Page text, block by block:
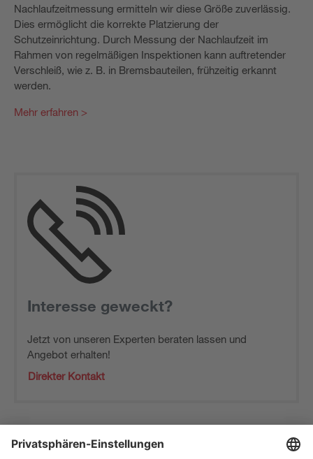
Nachlaufzeitmessung ermitteln wir diese Größe zuverlässig.
Dies ermöglicht die korrekte Platzierung der
Schutzeinrichtung. Durch Messung der Nachlaufzeit im
Rahmen von regelmäßigen Inspektionen kann auftretender
Verschleiß, wie z. B. in Bremsbauteilen, frühzeitig erkannt
werden.
Mehr erfahren >
Interesse geweckt?
Jetzt von unseren Experten beraten lassen und
Angebot erhalten!
Direkter Kontakt